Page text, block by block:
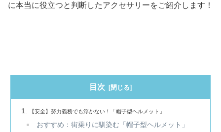
に本当に役立つと判断したアクセサリーをご紹介します！
目次
【安全】努力義務でも浮かない！「帽子型ヘルメット」
おすすめ：街乗りに馴染む「帽子型ヘルメット」